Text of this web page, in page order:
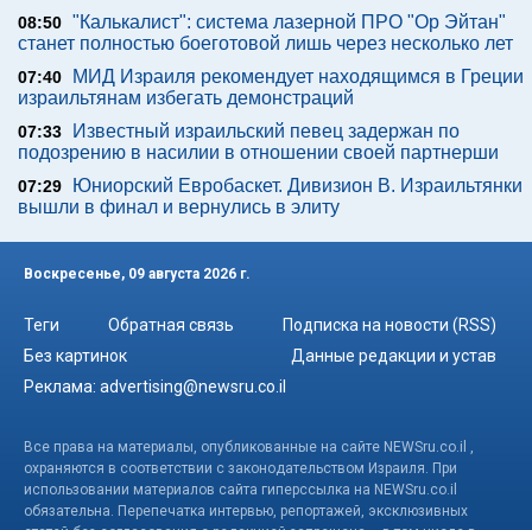
08:50 "Калькалист": система лазерной ПРО "Ор Эйтан"
станет полностью боеготовой лишь через несколько лет
07:40
МИД Израиля рекомендует находящимся в Греции
израильтянам избегать демонстраций
07:33
Известный израильский певец задержан по
подозрению в насилии в отношении своей партнерши
07:29
Юниорский Евробаскет. Дивизион В. Израильтянки
вышли в финал и вернулись в элиту
Воскресенье, 09 августа 2026 г.
Теги Обратная связь
Подписка на новости (RSS)
Без картинок
Данные редакции и устав
Реклама: advertising@newsru.co.il
Все права на материалы, опубликованные на сайте NEWSru.co.il ,
охраняются в соответствии с законодательством Израиля. При
использовании материалов сайта гиперссылка на NEWSru.co.il
обязательна. Перепечатка интервью, репортажей, эксклюзивных